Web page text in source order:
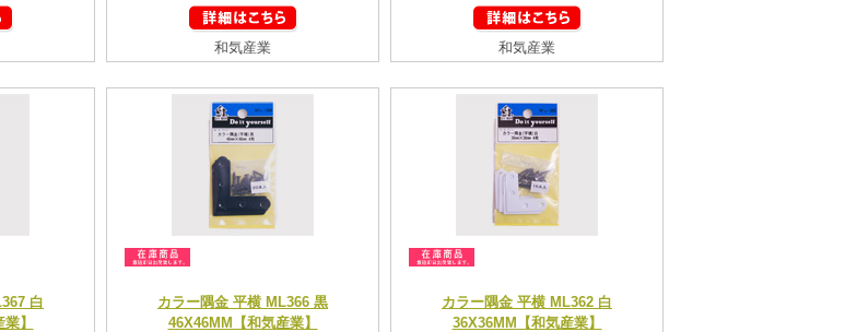
和気産業 和気産業
白
】
カラー隅金 平横 ML366 黒
46X46MM【和気産業】
カラー隅金 平横 ML362 白
36X36MM【和気産業】